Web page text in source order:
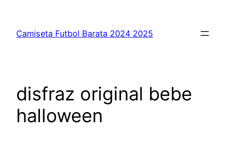
contenido
Camiseta Futbol Barata 2024 2025
disfraz original bebe
halloween